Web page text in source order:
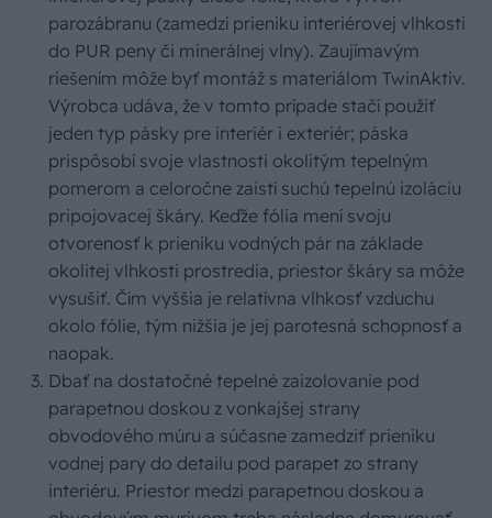
parozábranu (zamedzí prieniku interiérovej vlhkosti
do PUR peny či minerálnej vlny). Zaujímavým
riešením môže byť montáž s materiálom TwinAktiv.
Výrobca udáva, že v tomto prípade stačí použiť
jeden typ pásky pre interiér i exteriér; páska
prispôsobí svoje vlastnosti okolitým tepelným
pomerom a celoročne zaistí suchú tepelnú izoláciu
pripojovacej škáry. Keďže fólia mení svoju
otvorenosť k prieniku vodných pár na základe
okolitej vlhkosti prostredia, priestor škáry sa môže
vysušiť. Čím vyššia je relatívna vlhkosť vzduchu
okolo fólie, tým nižšia je jej parotesná schopnosť a
naopak.
Dbať na dostatočné tepelné zaizolovanie pod
parapetnou doskou z vonkajšej strany
obvodového múru a súčasne zamedziť prieniku
vodnej pary do detailu pod parapet zo strany
interiéru. Priestor medzi parapetnou doskou a